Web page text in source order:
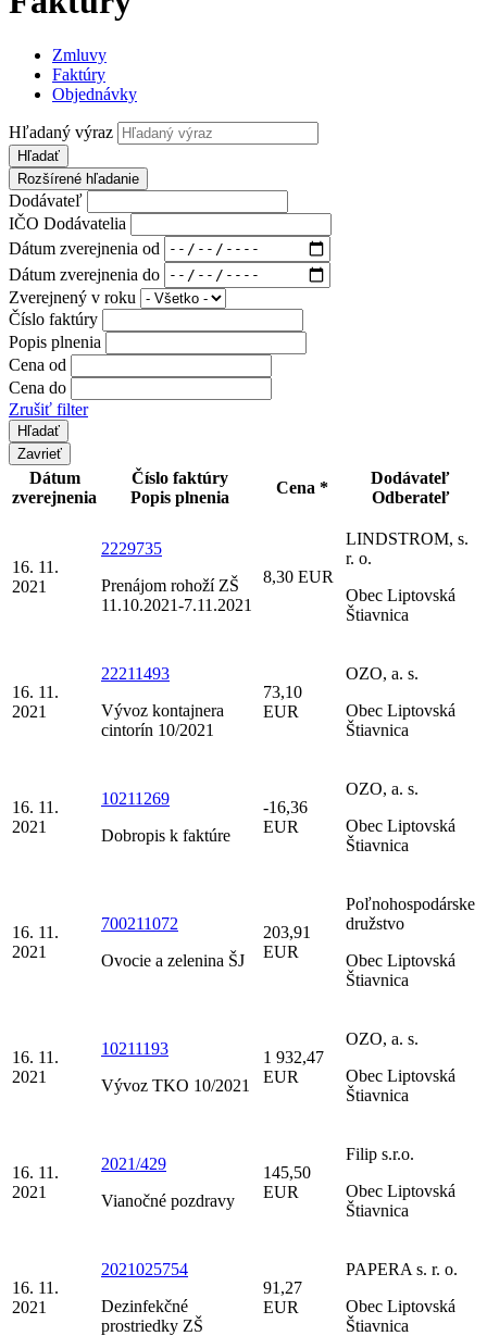
Zmluvy
Faktúry
Objednávky
Hľadaný výraz
Hľadať
Rozšírené hľadanie
Dodávateľ
IČO Dodávatelia
Dátum zverejnenia od
Dátum zverejnenia do
Zverejnený v roku
Číslo faktúry
Popis plnenia
Cena od
Cena do
Zrušiť filter
Zavrieť
Dátum
zverejnenia
Číslo faktúry
Popis plnenia
Cena *
Dodávateľ
Odberateľ
16. 11.
2021
2229735
Prenájom rohoží ZŠ
11.10.2021-7.11.2021
8,30 EUR
LINDSTROM, s.
r. o.
Obec Liptovská
Štiavnica
16. 11.
2021
22211493
Vývoz kontajnera
cintorín 10/2021
73,10
EUR
OZO, a. s.
Obec Liptovská
Štiavnica
16. 11.
2021
10211269
Dobropis k faktúre
-16,36
EUR
OZO, a. s.
Obec Liptovská
Štiavnica
16. 11.
2021
700211072
Ovocie a zelenina ŠJ
203,91
EUR
Poľnohospodárske
družstvo
Obec Liptovská
Štiavnica
16. 11.
2021
10211193
Vývoz TKO 10/2021
1 932,47
EUR
OZO, a. s.
Obec Liptovská
Štiavnica
16. 11.
2021
2021/429
Vianočné pozdravy
145,50
EUR
Filip s.r.o.
Obec Liptovská
Štiavnica
16. 11.
2021
2021025754
Dezinfekčné
prostriedky ZŠ
91,27
EUR
PAPERA s. r. o.
Obec Liptovská
Štiavnica